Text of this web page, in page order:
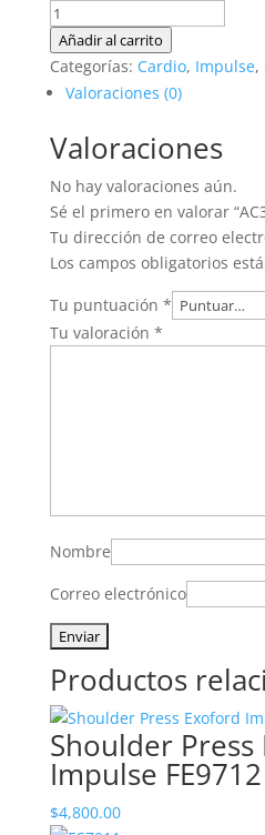
AC3170
cantidad
Añadir al carrito
Categorías: Cardio, Impulse,
Valoraciones (0)
Valoraciones
No hay valoraciones aún.
Sé el primero en valorar
Tu dirección de correo
Los campos obligatorios
Tu puntuación *
Tu valoración *
Nombre
Correo electrónico
Productos
Shoulder Press
Impulse FE9712
$4,800.00